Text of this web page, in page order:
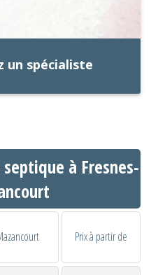
un spécialiste
à Fresnes-
Prix à partir de